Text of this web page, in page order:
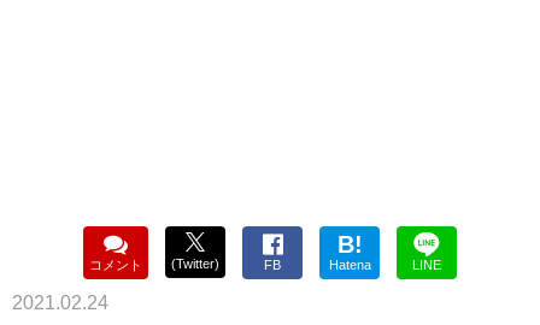
コメント (Twitter) FB
B!
Hatena LINE
2021.02.24